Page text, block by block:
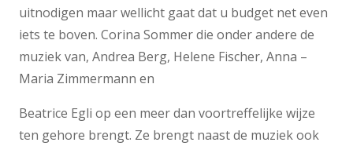
uitnodigen maar wellicht gaat dat u budget net even
iets te boven. Corina Sommer die onder andere de
muziek van, Andrea Berg, Helene Fischer, Anna –
Maria Zimmermann en
Beatrice Egli op een meer dan voortreffelijke wijze
ten gehore brengt. Ze brengt naast de muziek ook